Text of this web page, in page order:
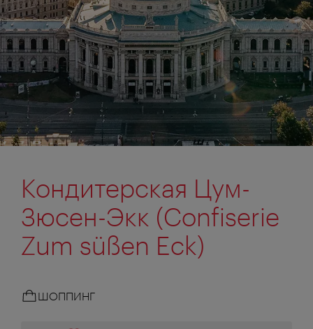
Кондитерская Цум-
Зюсен-Экк (Confiserie
Zum süßen Eck)
ШОППИНГ